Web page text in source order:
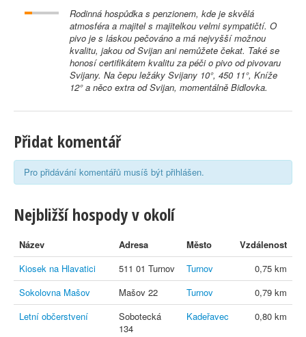
Rodinná hospůdka s penzionem, kde je skvělá
atmosféra a majitel s majitelkou velmi sympatičtí. O
pivo je s láskou pečováno a má nejvyšší možnou
kvalitu, jakou od Svijan ani nemůžete čekat. Také se
honosí certifikátem kvalitu za péči o pivo od pivovaru
Svijany. Na čepu ležáky Svijany 10°, 450 11°, Kníže
12° a něco extra od Svijan, momentálně Bidlovka.
Přidat komentář
Pro přidávání komentářů musíš být přihlášen.
Nejbližší hospody v okolí
Název Adresa Město
Vzdálenost
Kiosek na Hlavatici
511 01 Turnov Turnov
0,75 km
Sokolovna Mašov
Mašov 22 Turnov
0,79 km
Letní občerstvení
Sobotecká
134
Kadeřavec 0,80 km